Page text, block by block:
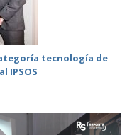
tecnología de
IPSOS